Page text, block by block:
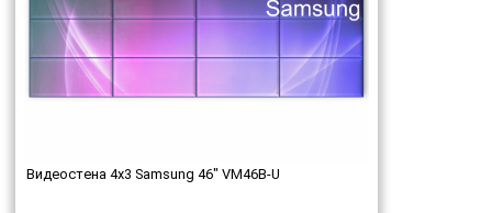
Видеостена 4x3 Samsung 46" VM46B-U